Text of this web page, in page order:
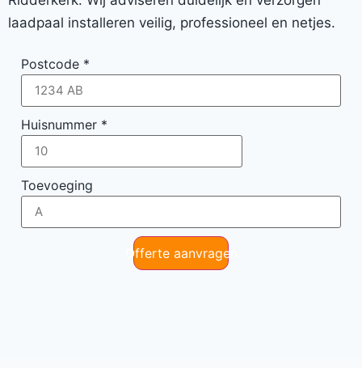
laadpaal installeren veilig, professioneel en netjes.
Postcode *
Huisnummer *
Toevoeging
Offerte aanvragen